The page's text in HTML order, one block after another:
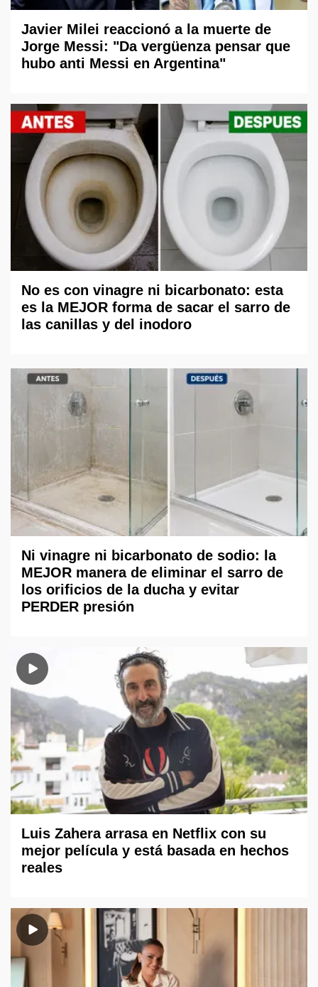
Javier Milei reaccionó a la muerte de
Jorge Messi: "Da vergüenza pensar que
hubo anti Messi en Argentina"
No es con vinagre ni bicarbonato: esta
es la MEJOR forma de sacar el sarro de
las canillas y del inodoro
Ni vinagre ni bicarbonato de sodio: la
MEJOR manera de eliminar el sarro de
los orificios de la ducha y evitar
PERDER presión
Luis Zahera arrasa en Netflix con su
mejor película y está basada en hechos
reales